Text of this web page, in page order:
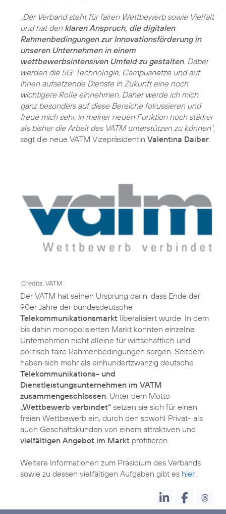
„Der Verband steht für fairen Wettbewerb sowie Vielfalt
und hat den klaren Anspruch, die digitalen
Rahmenbedingungen zur Innovationsförderung in
unseren Unternehmen in einem
wettbewerbsintensiven Umfeld zu gestalten. Dabei
werden die 5G-Technologie, Campusnetze und auf
ihnen aufsetzende Dienste in Zukunft eine noch
wichtigere Rolle einnehmen. Daher werde ich mich
ganz besonders auf diese Bereiche fokussieren und
freue mich sehr, in meiner neuen Funktion noch stärker
als bisher die Arbeit des VATM unterstützen zu können“,
sagt die neue VATM Vizepräsidentin Valentina Daiber
Credits: VATM
Der VATM hat seinen Ursprung darin, dass Ende der
90er Jahre der bundesdeutsche
Telekommunikationsmarkt liberalisiert wurde. In dem
bis dahin monopolisierten Markt konnten einzelne
Unternehmen nicht alleine für wirtschaftlich und
politisch faire Rahmenbedingungen sorgen. Seitdem
haben sich mehr als einhundertzwanzig deutsche
Telekommunikations- und
Dienstleistungsunternehmen im VATM
zusammengeschlossen . Unter dem Motto
„Wettbewerb verbindet“ setzen sie sich für einen
freien Wettbewerb ein, durch den sowohl Privat- als
auch Geschäftskunden von einem attraktiven und
vielfältigen Angebot im Markt profitieren.
Weitere Informationen zum Präsidium des Verbands
sowie zu dessen vielfältigen Aufgaben gibt es hier.